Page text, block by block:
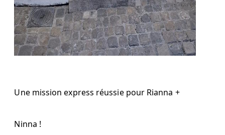
Une mission express réussie pour Rianna +
Ninna !